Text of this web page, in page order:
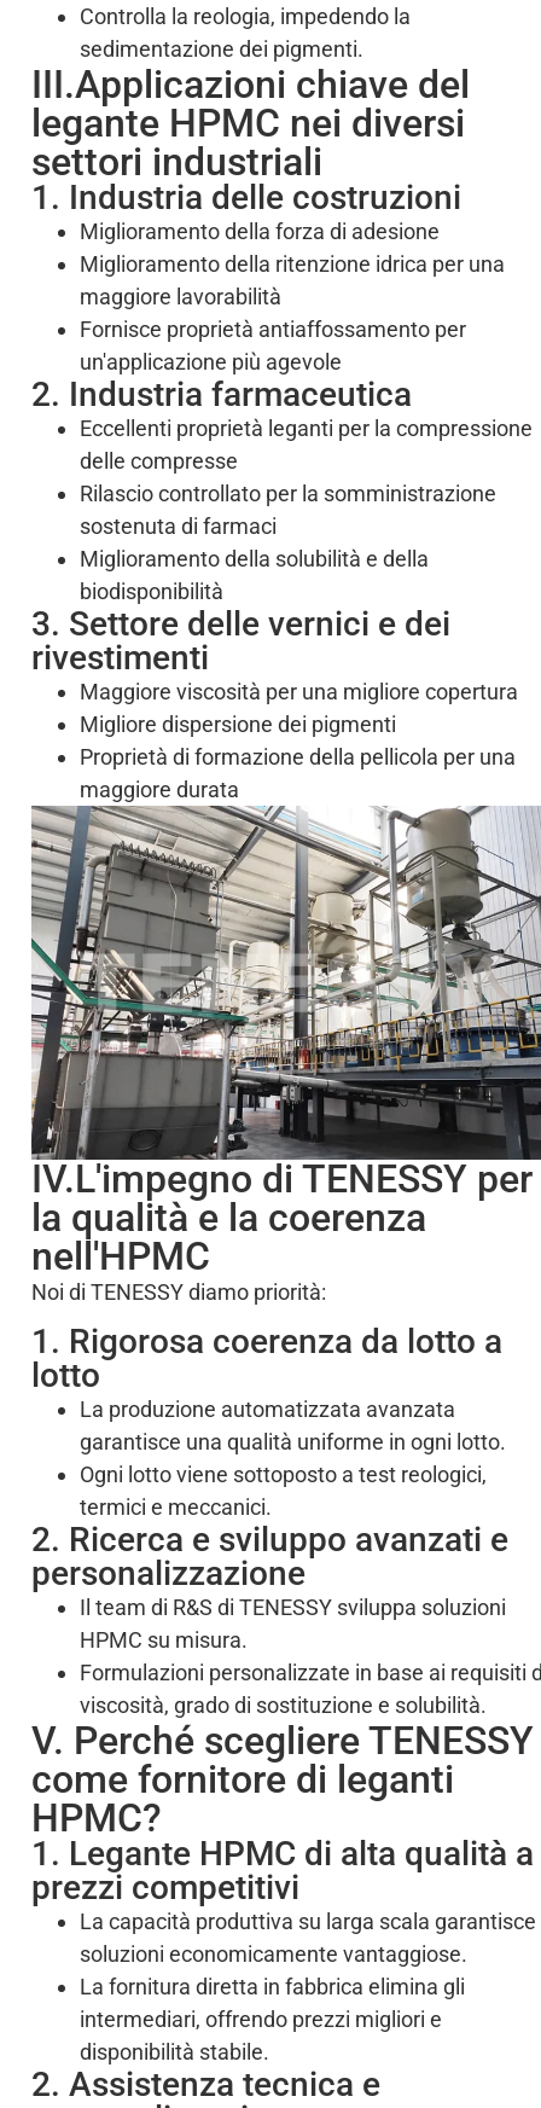
Controlla la reologia, impedendo la
sedimentazione dei pigmenti.
III.Applicazioni chiave del
legante HPMC nei diversi
settori industriali
1. Industria delle costruzioni
Miglioramento della forza di adesione
Miglioramento della ritenzione idrica per una
maggiore lavorabilità
Fornisce proprietà antiaffossamento per
un'applicazione più agevole
2. Industria farmaceutica
Eccellenti proprietà leganti per la compressione
delle compresse
Rilascio controllato per la somministrazione
sostenuta di farmaci
Miglioramento della solubilità e della
biodisponibilità
3. Settore delle vernici e dei
rivestimenti
Maggiore viscosità per una migliore copertura
Migliore dispersione dei pigmenti
Proprietà di formazione della pellicola per una
maggiore durata
IV.L'impegno di TENESSY per
la qualità e la coerenza
nell'HPMC
Noi di TENESSY diamo priorità:
1. Rigorosa coerenza da lotto a
lotto
La produzione automatizzata avanzata
garantisce una qualità uniforme in ogni lotto.
Ogni lotto viene sottoposto a test reologici,
termici e meccanici.
2. Ricerca e sviluppo avanzati e
personalizzazione
Il team di R&S di TENESSY sviluppa soluzioni
HPMC su misura.
Formulazioni personalizzate in base ai requisiti
viscosità, grado di sostituzione e solubilità.
V. Perché scegliere TENESSY
come fornitore di leganti
HPMC?
1. Legante HPMC di alta qualità a
prezzi competitivi
La capacità produttiva su larga scala garantisce
soluzioni economicamente vantaggiose.
La fornitura diretta in fabbrica elimina gli
intermediari, offrendo prezzi migliori e
disponibilità stabile.
2. Assistenza tecnica e